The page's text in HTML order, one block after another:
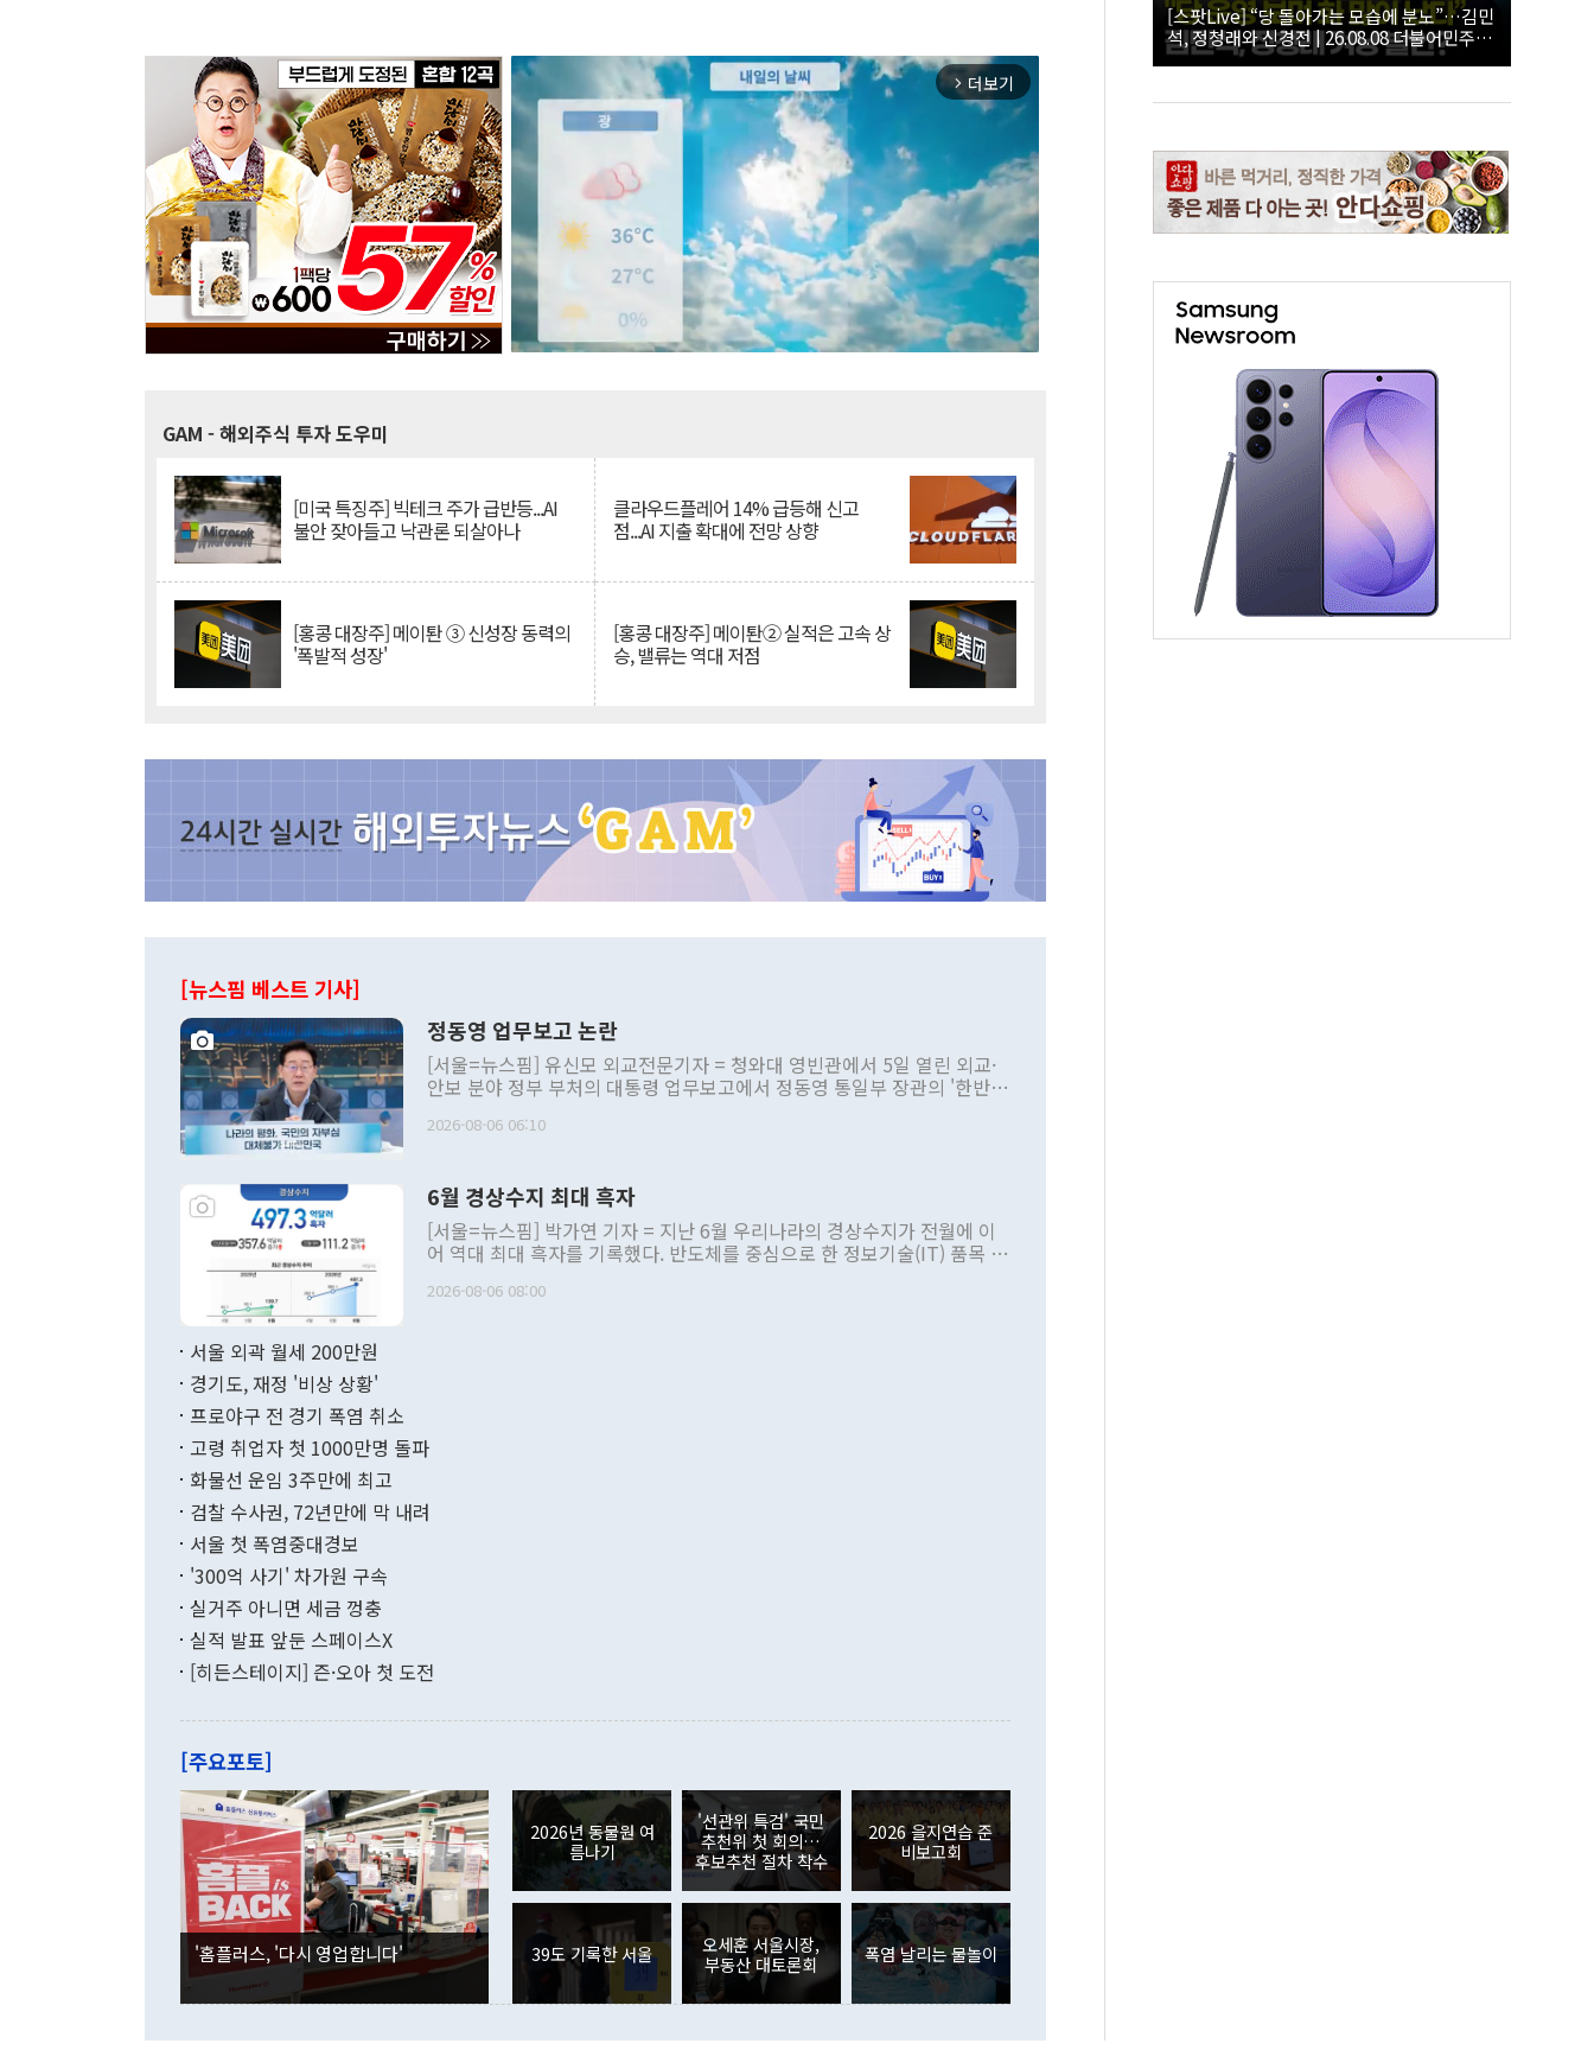
arrow_forward_ios 더보기
GAM - 해외주식 투자 도우미
[미국 특징주] 빅테크 주가 급반등...AI
불안 잦아들고 낙관론 되살아나
클라우드플레어 14% 급등해 신고
점...AI 지출 확대에 전망 상향
[홍콩 대장주] 메이퇀 ③ 신성장 동력의
'폭발적 성장'
[홍콩 대장주] 메이퇀② 실적은 고속 상
승, 밸류는 역대 저점
[뉴스핌 베스트 기사]
정동영 업무보고 논란
[서울=뉴스핌] 유신모 외교전문기자 = 청와대 영빈관에서 5일 열린 외교·
안보 분야 정부 부처의 대통령 업무보고에서 정동영 통일부 장관의 '한반도
발언 중에는 정부 내 조율을 거치지 않은 사안을 정책으로 추진하겠다고 공
주의적 희망에 근거한 비현실적 구상'이라는 비판을 내놨다. 그동안 정 장
관의 대북 정책 관련 발언이 물의를 빚은 적은 여러 번 있지만 대통령과 유
관 부처 장관이 공개적으로 부정적 입장을 표명한 것은 이례적이다. 정 장
관의 무리한 대북 접근법과 월권을 제어해야 한다는 목소리도 높아지고 있
다. [정동영 통일부 장관이 지난달 23일 오후 서울 종로구 정부서울청사에
무너졌다고도 했다. 또 "현 시점에서 흘러간 선(先)비핵화만 되뇌는 것은
함께 4자 대화의 동력을 확보하기 위해 최선을 다할 것"이라고 말했다. 하
"우리의 선의대로 하는 게 과연 한반도의 평화와 안정에 플러스냐, 결론적
관은 업무보고 사후 브리핑에서 정 장관이 언급한 '4자 회담'에 대해 "이상
이 9월 러시아 블라디보스토크에서 열리는 '동방경제포럼(EEF)'을 언급하
며 "정부 차원에서 (참석을) 검토하고 있다"고 발언한 데 대해서도 조 장관
은 "그것은 외교부의 몫"이라며 "아직 거기까지 진도가 나가지 않았다"고
잘랐다. 정 장관이 이날 소개한 대북 구상과 설명은 정부 내 조율을 거치지
않았다는 점에서 문제가 있다. 특히 주적 표현 대체와 국호 사용, 9·19 군
사합의 복원, 4자회담 추진 등은 통일부 장관이 결정할 사안이 아니어서 월
권이라는 지적이 나오고 있다. 이 대통령은 정 장관의 업무보고를 듣고 난
뒤 "여기 업무보고에 발표했다고 승인난 건 아니다"라고 재차 확인했다. 정
부의 한 소식통은 "정 장관의 발언 내용은 대부분 국가안전보장회의(NSC)
를 거쳐 결정된 사안이 아닌 정 장관의 개인적 생각에 가깝다"며 "안보 관
련 부처 장관이 정부의 공식 정책이 아닌 사안을 추진하겠다고 업무보고를
하고 대통령의 면전에서 '국군통수권자가 나서야 한다'고 주장한 것은 심각
2026-08-06 06:10
6월 경상수지 최대 흑자
[서울=뉴스핌] 박가연 기자 = 지난 6월 우리나라의 경상수지가 전월에 이
어 역대 최대 흑자를 기록했다. 반도체를 중심으로 한 정보기술(IT) 품목 수
료=한국은행] 한국은행이 6일 발표한 '2026년 6월 국제수지(잠정)'에 따르
며 월간 기준 처음으로 1000억달러를 넘어섰다. 상품수입은 644억8000만
196.9% 급증했고 컴퓨터·주변기기(SSD)는 282.7% 증가했다. IT 품목
수출은 160.4% 늘었으며 비IT 품목도 ▲석유제품(47.5%) ▲화공품
기록했지만 지식재산권사용료수지는 전월 흑자에서 4억4000만달러 적자
로 전환됐다. 본원소득수지는 배당소득을 중심으로 32억7000만달러 흑자
는 배당수입이 늘어난 데다 전월 분기배당에 따른 기저효과로 배당지급이
였던 올해 3월(369억9000만달러)을 넘어선 것이다. 직접투자에서는 내국
인의 해외투자가 80억1000만달러, 외국인의 국내투자가 46억3000만달러
각각 증가했다. 증권투자에서는 외국인의 국내 주식 매도세가 이어졌다. 외
국인의 국내 주식 투자는 차익실현 매도 등의 영향으로 316억1000만달러
감소하며 전월(-310억5000만달러)에 이어 역대 최대 순매도 기록을 다시
경신했다. 외국인의 국내 채권투자는 세계국채지수(WGBI) 자금 유입에도
분기 말 만기도래 영향으로 증가 폭이 줄어든 52억9000만달러를 기록했
다. 내국인의 해외 증권투자는 주식을 중심으로 35억6000만달러 증가했
다. eoyn2@newspim.com
2026-08-06 08:00
서울 외곽 월세 200만원
경기도, 재정 '비상 상황'
프로야구 전 경기 폭염 취소
고령 취업자 첫 1000만명 돌파
화물선 운임 3주만에 최고
검찰 수사권, 72년만에 막 내려
서울 첫 폭염중대경보
'300억 사기' 차가원 구속
실거주 아니면 세금 껑충
실적 발표 앞둔 스페이스X
[히든스테이지] 즌·오아 첫 도전
[주요포토]
'홈플러스, '다시 영업합니다'
2026년 동물원 여
름나기
'선관위 특검' 국민
추천위 첫 회의…
후보추천 절차 착수
2026 을지연습 준
비보고회
39도 기록한 서울
오세훈 서울시장,
부동산 대토론회
폭염 날리는 물놀이
[스팟Live] “당 돌아가는 모습에 분노”…김민
석, 정청래와 신경전 | 26.08.08 더불어민주당
당대표·최고위원 후보 제주 합동연설회